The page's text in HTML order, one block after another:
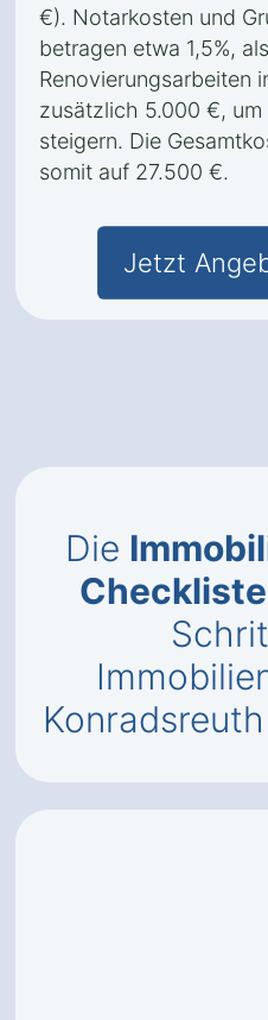
€). Notarkosten und
betragen etwa 1,5%,
Renovierungsarbeiten
zusätzlich 5.000 €,
steigern. Die
somit auf 27.500 €.
Jetzt
Die
Checkliste